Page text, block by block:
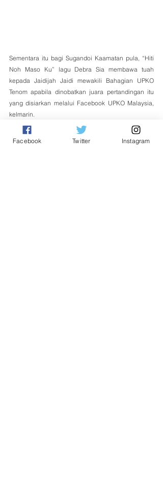
Sementara itu bagi Sugandoi Kaamatan pula, “Hiti
Noh Maso Ku” lagu Debra Sia membawa tuah
kepada Jaidijah Jaidi mewakili Bahagian UPKO
Tenom apabila dinobatkan juara pertandingan itu
yang disiarkan melalui Facebook UPKO Malaysia,
kelmarin.
Naib Johan dimenangi oleh Hayden Hansannon
Facebook Twitter Instagram